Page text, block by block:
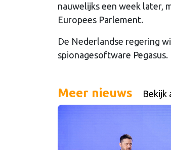
nauwelijks een week later,
Europees Parlement.
De Nederlandse regering
spionagesoftware Pegasus.
Meer nieuws Bekijk